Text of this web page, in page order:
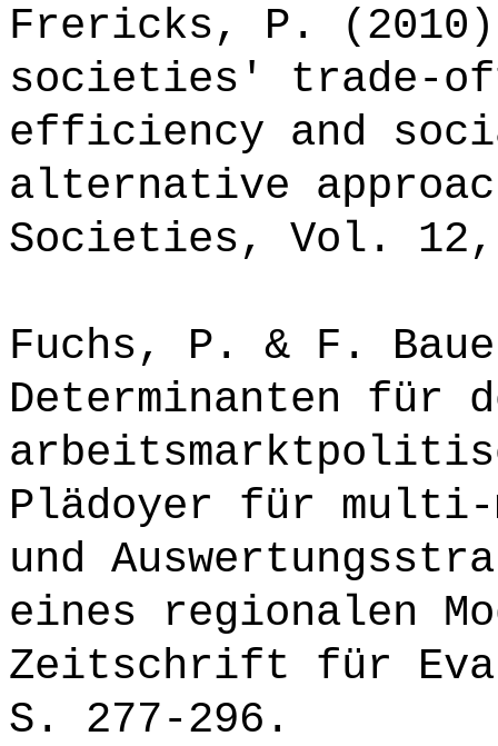
Frericks, P.
societies' trade-off
efficiency and
alternative
Societies, Vol.
Fuchs, P. & F.
Determinanten für
Plädoyer für multi-
und
eines regionalen
Zeitschrift für
S. 277-296.